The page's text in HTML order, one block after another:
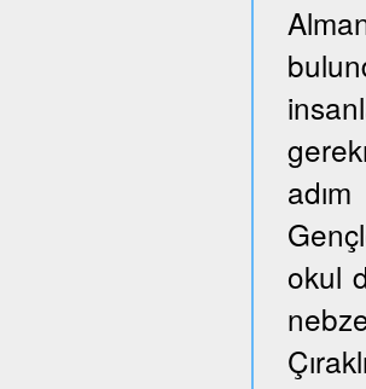
okul